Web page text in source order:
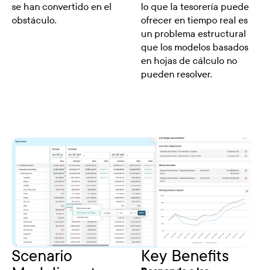
se han convertido en el
obstáculo.
lo que la tesorería puede
ofrecer en tiempo real es
un problema estructural
que los modelos basados
en hojas de cálculo no
pueden resolver.
Scenario
Key Benefits